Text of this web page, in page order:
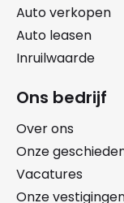
Auto verkopen
Auto leasen
Inruilwaarde
Ons bedrijf
Over ons
Onze
Vacatures
Onze